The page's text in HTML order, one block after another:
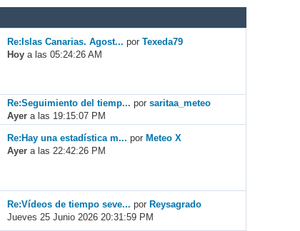
Re:Islas Canarias. Agost... porTexeda79
Hoy a las 05:24:26 AM
Re:Seguimiento del tiemp... porsaritaa_meteo
Ayer a las 19:15:07 PM
Re:Hay una estadística m... por Meteo X
Ayer a las 22:42:26 PM
Re:Vídeos de tiempo seve... porReysagrado
Jueves 25 Junio 2026 20:31:59 PM